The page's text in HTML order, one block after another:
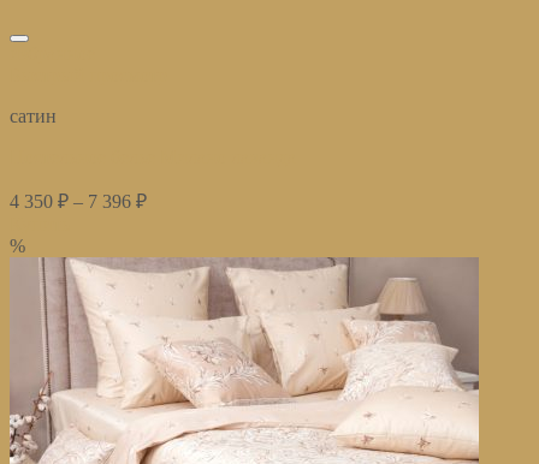
сатин
4 350 ₽ – 7 396 ₽
%